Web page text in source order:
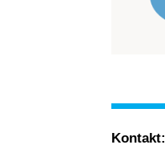
Kontakt: